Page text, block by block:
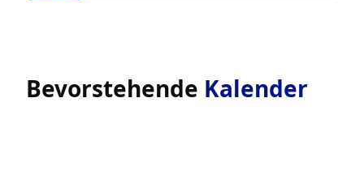
Bevorstehende Kalender